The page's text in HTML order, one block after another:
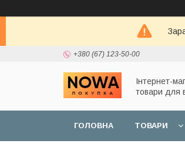
+380 (67) 123-50-00
Інтернет-
товари для
ГОЛОВНА ТОВАРИ